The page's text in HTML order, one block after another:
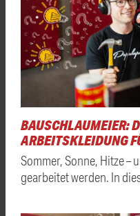
BAUSCHLAUMEIER:
ARBEITSKLEIDUNG
Sommer, Sonne, Hitze –
gearbeitet werden. In